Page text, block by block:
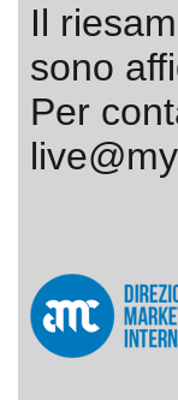
Il
sono
Per